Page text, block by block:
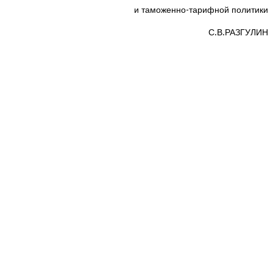
и таможенно-тарифной политики
С.В.РАЗГУЛИН